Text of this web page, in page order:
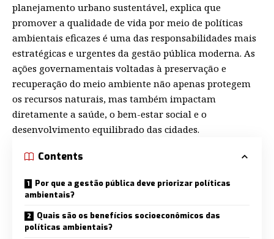
planejamento urbano sustentável, explica que
promover a qualidade de vida por meio de políticas
ambientais eficazes é uma das responsabilidades mais
estratégicas e urgentes da gestão pública moderna. As
ações governamentais voltadas à preservação e
recuperação do meio ambiente não apenas protegem
os recursos naturais, mas também impactam
diretamente a saúde, o bem-estar social e o
desenvolvimento equilibrado das cidades.
Contents
Por que a gestão pública deve priorizar políticas
ambientais?
Quais são os benefícios socioeconômicos das
políticas ambientais?